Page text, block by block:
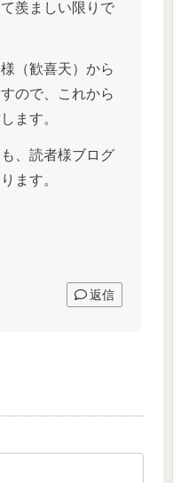
羨ましい限りで
（歓喜天）から
ので、これから
ます。
、読者様ブログ
ます。
返信